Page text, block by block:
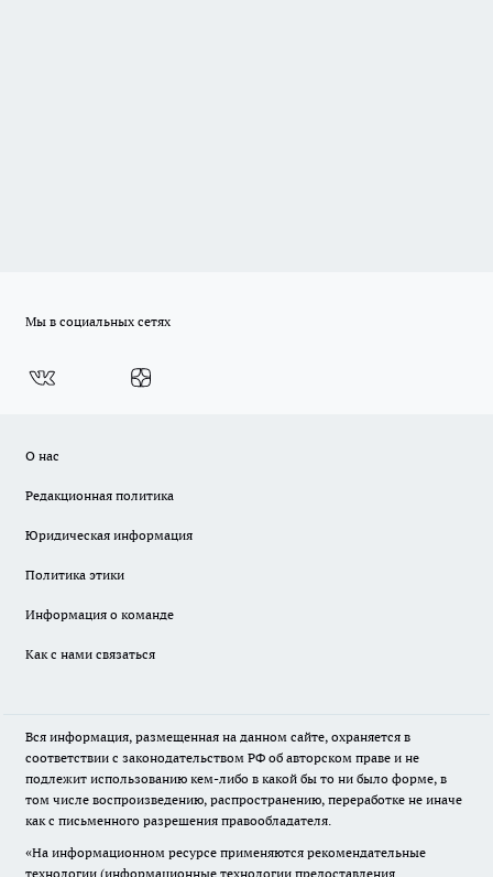
Мы в социальных сетях
О нас
Редакционная политика
Юридическая информация
Политика этики
Информация о команде
Как с нами связаться
Вся информация, размещенная на данном сайте, охраняется в
соответствии с законодательством РФ об авторском праве и не
подлежит использованию кем-либо в какой бы то ни было форме, в
том числе воспроизведению, распространению, переработке не иначе
как с письменного разрешения правообладателя.
«На информационном ресурсе применяются рекомендательные
технологии (информационные технологии предоставления